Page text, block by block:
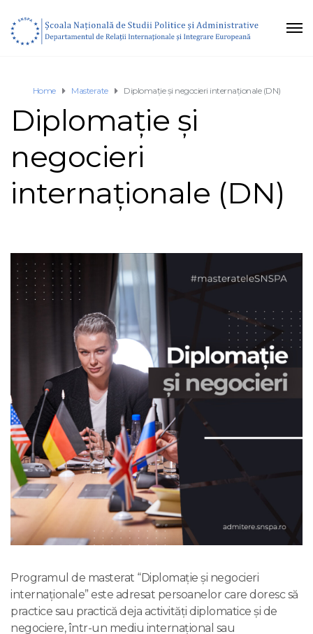
Home Masterate Diplomație și negocieri internaționale (DN)
Diplomație și
negocieri
internaționale (DN)
Programul de masterat “Diplomație și negocieri
internaționale” este adresat persoanelor care doresc să
practice sau practică deja activități diplomatice și de
negociere, într-un mediu internațional sau